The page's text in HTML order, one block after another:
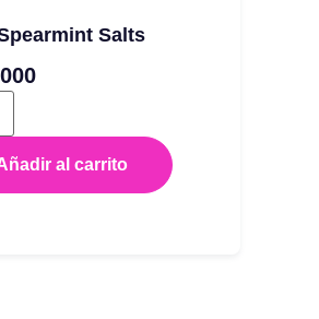
Salts
al carrito